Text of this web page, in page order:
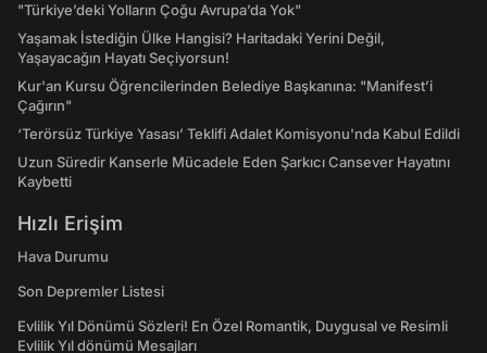
"Türkiye’deki Yolların Çoğu Avrupa’da Yok"
Yaşamak İstediğin Ülke Hangisi? Haritadaki Yerini Değil,
Yaşayacağın Hayatı Seçiyorsun!
Kur'an Kursu Öğrencilerinden Belediye Başkanına: "Manifest’i
Çağırın"
‘Terörsüz Türkiye Yasası’ Teklifi Adalet Komisyonu'nda Kabul Edildi
Uzun Süredir Kanserle Mücadele Eden Şarkıcı Cansever Hayatını
Kaybetti
Hızlı Erişim
Hava Durumu
Son Depremler Listesi
Evlilik Yıl Dönümü Sözleri! En Özel Romantik, Duygusal ve Resimli
Evlilik Yıl dönümü Mesajları